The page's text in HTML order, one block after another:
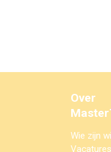
Over
Wie zijn
Vacatures